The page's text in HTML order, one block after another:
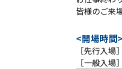
皆様のご来
<開場時間>
［先行入
［一般入場